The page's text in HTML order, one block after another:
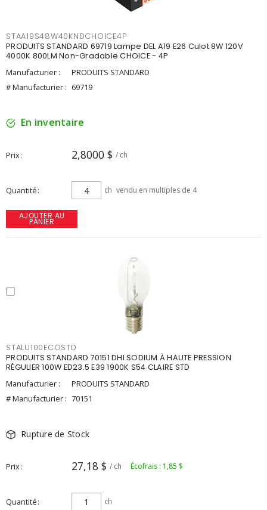
STAA19S48W40KNDCHOICE4P
PRODUITS STANDARD 69719 Lampe DEL A19 E26 Culot 8W 120V
4000K 800LM Non-Gradable CHOICE - 4P
Manufacturier :
PRODUITS STANDARD
# Manufacturier : 69719
En inventaire
Prix 2,8000 $ / ch
Quantité ch vendu en multiples de 4
AJOUTER AU
PANIER
STALU100ECOSTD
PRODUITS STANDARD 70151 DHI SODIUM À HAUTE PRESSION
RÉGULIER 100W ED23.5 E39 1900K S54 CLAIRE STD
Manufacturier :
PRODUITS STANDARD
# Manufacturier : 70151
Rupture de Stock
Prix 27,18 $ / ch Écofrais : 1,85 $
Quantité ch